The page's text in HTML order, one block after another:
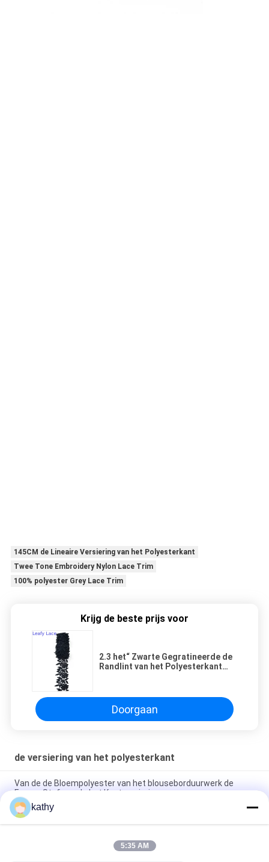
145CM de Lineaire Versiering van het Polyesterkant
Twee Tone Embroidery Nylon Lace Trim
100% polyester Grey Lace Trim
Krijg de beste prijs voor
2.3 het“ Zwarte Gegratineerde de
Randlint van het Polyesterkant
Doorgaan
de versiering van het polyesterkant
Van de de Bloempolyester van het blouseborduurwerk de
Franse Stof van de het Kantversiering
De witte Zwarte Twee Tone Lace Fabric Tulle Embroidery
Versiering van het Polyester Nylon Kant
Geribde Lineaire het Borduurwerktoon van Geo - Tone
kathy
5:35 AM